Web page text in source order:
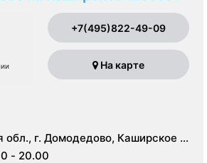
+7(495)822-49-09
На карте
обл., г. Домодедово, Каширское ш.,
- 20.00